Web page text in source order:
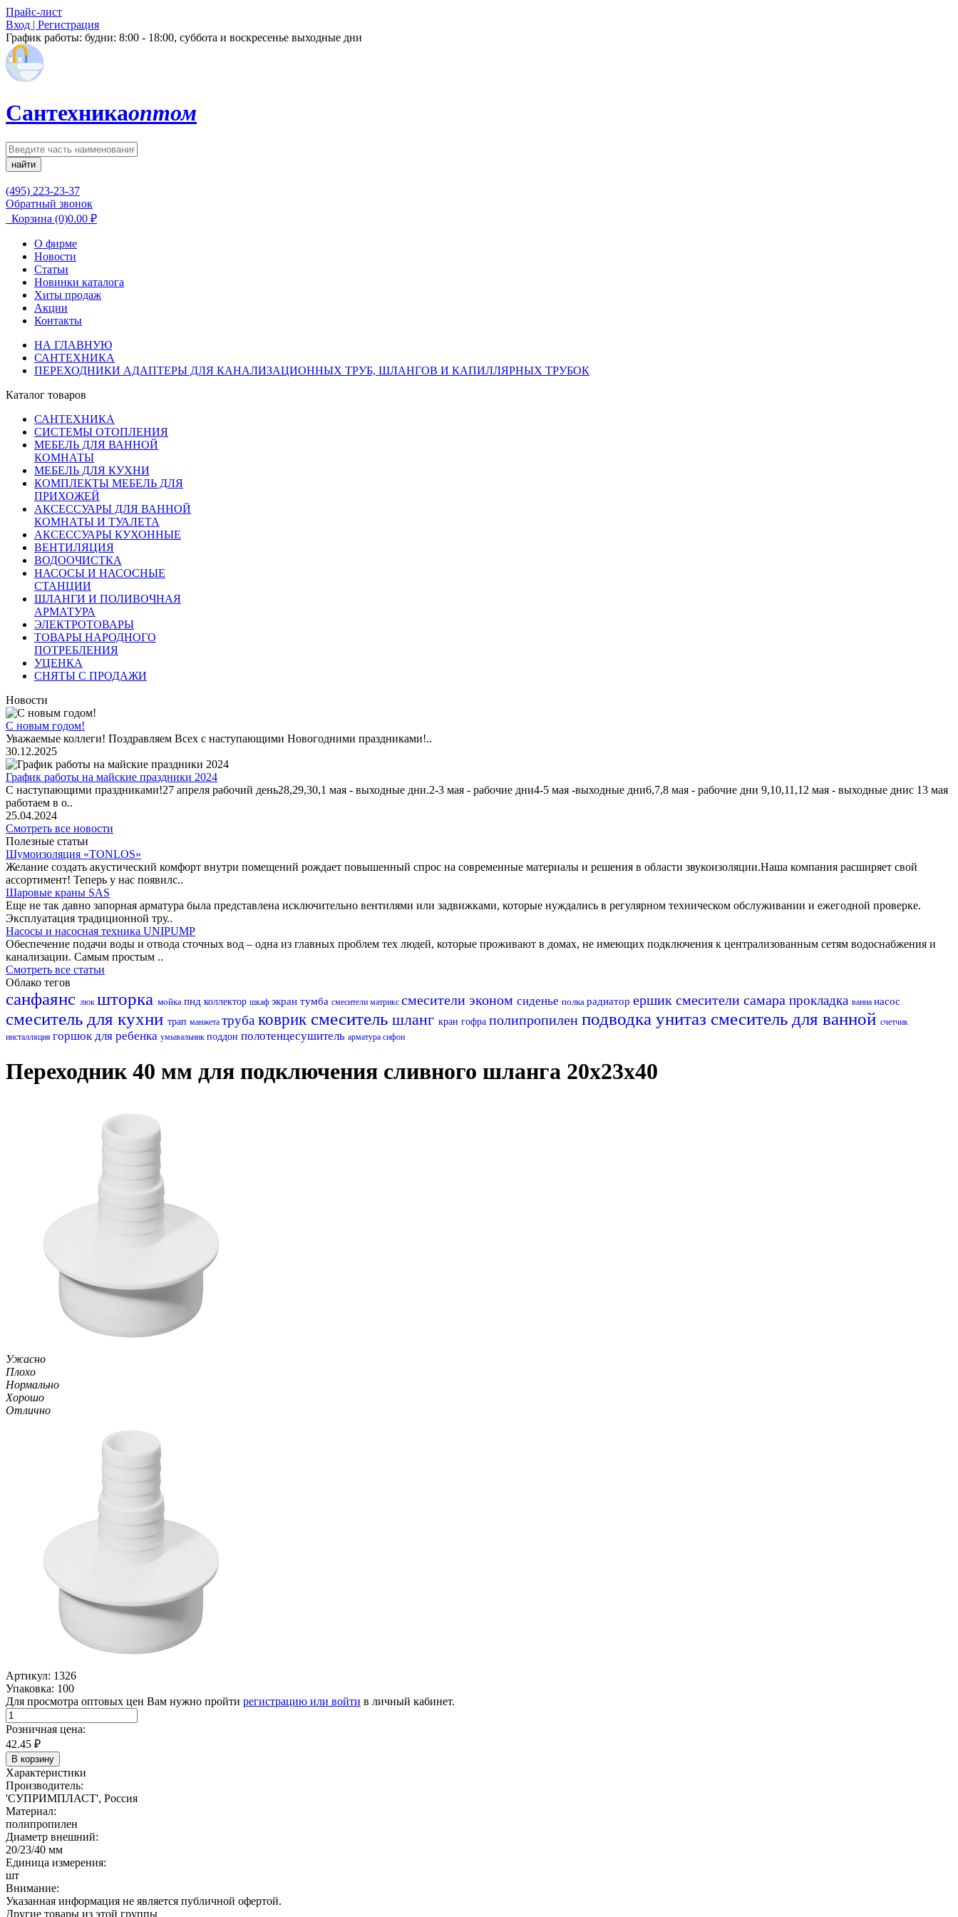
Прайс-лист
Вход | Регистрация
График работы: будни: 8:00 - 18:00, суббота и воскресенье выходные дни
Сантехникаоптом
найти
(495) 223-23-37
Обратный звонок
Корзина (0)0.00 ₽
О фирме
Новости
Статьи
Новинки каталога
Хиты продаж
Акции
Контакты
НА ГЛАВНУЮ
САНТЕХНИКА
ПЕРЕХОДНИКИ АДАПТЕРЫ ДЛЯ КАНАЛИЗАЦИОННЫХ ТРУБ, ШЛАНГОВ И КАПИЛЛЯРНЫХ ТРУБОК
Каталог товаров
САНТЕХНИКА
СИСТЕМЫ ОТОПЛЕНИЯ
МЕБЕЛЬ ДЛЯ ВАННОЙ
КОМНАТЫ
МЕБЕЛЬ ДЛЯ КУХНИ
КОМПЛЕКТЫ МЕБЕЛЬ ДЛЯ
ПРИХОЖЕЙ
АКСЕССУАРЫ ДЛЯ ВАННОЙ
КОМНАТЫ И ТУАЛЕТА
АКСЕССУАРЫ КУХОННЫЕ
ВЕНТИЛЯЦИЯ
ВОДООЧИСТКА
НАСОСЫ И НАСОСНЫЕ
СТАНЦИИ
ШЛАНГИ И ПОЛИВОЧНАЯ
АРМАТУРА
ЭЛЕКТРОТОВАРЫ
ТОВАРЫ НАРОДНОГО
ПОТРЕБЛЕНИЯ
УЦЕНКА
СНЯТЫ С ПРОДАЖИ
Новости
С новым годом!
Уважаемые коллеги! Поздравляем Всех с наступающими Новогодними праздниками!..
30.12.2025
График работы на майские праздники 2024
С наступающими праздниками!27 апреля рабочий день28,29,30,1 мая - выходные дни.2-3 мая - рабочие дни4-5 мая -выходные дни6,7,8 мая - рабочие дни 9,10,11,12 мая - выходные днис 13 мая
работаем в о..
25.04.2024
Смотреть все новости
Полезные статьи
Шумоизоляция «TONLOS»
Желание создать акустический комфорт внутри помещений рождает повышенный спрос на современные материалы и решения в области звукоизоляции.Наша компания расширяет свой
ассортимент! Теперь у нас появилс..
Шаровые краны SAS
Еще не так давно запорная арматура была представлена исключительно вентилями или задвижками, которые нуждались в регулярном техническом обслуживании и ежегодной проверке.
Эксплуатация традиционной тру..
Насосы и насосная техника UNIPUMP
Обеспечение подачи воды и отвода сточных вод – одна из главных проблем тех людей, которые проживают в домах, не имеющих подключения к централизованным сетям водоснабжения и
канализации. Самым простым ..
Смотреть все статьи
Облако тегов
санфаянс люк шторка мойка пнд коллектор шкаф экран тумба смесители матрикс смесители эконом сиденье полка радиатор ершик смесители самара прокладка ванна насос
смеситель для кухни трап манжета труба коврик смеситель шланг кран гофра полипропилен подводка унитаз смеситель для ванной счетчик
инсталляция горшок для ребенка умывальник поддон полотенцесушитель арматура сифон
Переходник 40 мм для подключения сливного шланга 20х23х40
Ужасно
Плохо
Нормально
Хорошо
Отлично
Артикул: 1326
Упаковка: 100
Для просмотра оптовых цен Вам нужно пройти регистрацию или войти в личный кабинет.
Розничная цена:
42.45 ₽
В корзину
Характеристики
Производитель:
'СУПРИМПЛАСТ', Россия
Материал:
полипропилен
Диаметр внешний:
20/23/40 мм
Единица измерения:
шт
Внимание:
Указанная информация не является публичной офертой.
Другие товары из этой группы